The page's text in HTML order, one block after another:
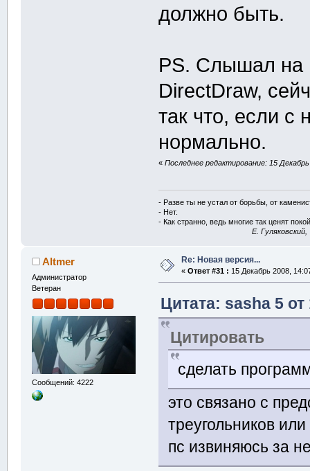
должно быть.
PS. Слышал на
DirectDraw,
так что, если с
нормально.
«Последнее редактирование: 15
- Разве ты не устал от борьбы, от
- Нет.
- Как странно, ведь многие так ценят
E.
Altmer
Администратор
Ветеран
Сообщений: 4222
Re: Новая версия...
« Ответ #31 : 15 Декабрь 2008,
Цитата: sasha 5
Цитировать
сделать
это связано с
треугольников
пс извиняюсь за